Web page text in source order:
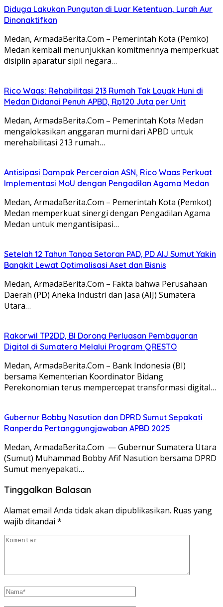
Diduga Lakukan Pungutan di Luar Ketentuan, Lurah Aur
Dinonaktifkan
Medan, ArmadaBerita.Com – Pemerintah Kota (Pemko)
Medan kembali menunjukkan komitmennya memperkuat
disiplin aparatur sipil negara…
Rico Waas: Rehabilitasi 213 Rumah Tak Layak Huni di
Medan Didanai Penuh APBD, Rp120 Juta per Unit
Medan, ArmadaBerita.Com – Pemerintah Kota Medan
mengalokasikan anggaran murni dari APBD untuk
merehabilitasi 213 rumah…
Antisipasi Dampak Perceraian ASN, Rico Waas Perkuat
Implementasi MoU dengan Pengadilan Agama Medan
Medan, ArmadaBerita.Com – Pemerintah Kota (Pemkot)
Medan memperkuat sinergi dengan Pengadilan Agama
Medan untuk mengantisipasi…
Setelah 12 Tahun Tanpa Setoran PAD, PD AIJ Sumut Yakin
Bangkit Lewat Optimalisasi Aset dan Bisnis
Medan, ArmadaBerita.Com – Fakta bahwa Perusahaan
Daerah (PD) Aneka Industri dan Jasa (AIJ) Sumatera
Utara…
Rakorwil TP2DD, BI Dorong Perluasan Pembayaran
Digital di Sumatera Melalui Program QRESTO
Medan, ArmadaBerita.Com – Bank Indonesia (BI)
bersama Kementerian Koordinator Bidang
Perekonomian terus mempercepat transformasi digital…
Gubernur Bobby Nasution dan DPRD Sumut Sepakati
Ranperda Pertanggungjawaban APBD 2025
Medan, ArmadaBerita.Com — Gubernur Sumatera Utara
(Sumut) Muhammad Bobby Afif Nasution bersama DPRD
Sumut menyepakati…
Tinggalkan Balasan
Alamat email Anda tidak akan dipublikasikan. Ruas yang
wajib ditandai *